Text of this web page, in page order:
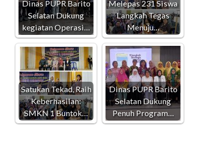
Dinas PUPR Barito
Selatan Dukung
kegiatan Operasi…
Melepas 231 Siswa
Langkah Tegas
Menuju…
Satukan Tekad, Raih
Keberhasilan:
SMKN 1 Buntok…
Dinas PUPR Barito
Selatan Dukung
Penuh Program…